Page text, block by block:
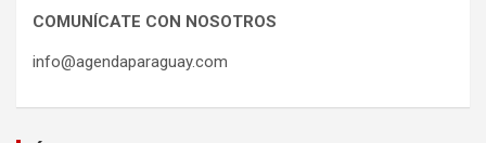
COMUNÍCATE CON NOSOTROS
info@agendaparaguay.com